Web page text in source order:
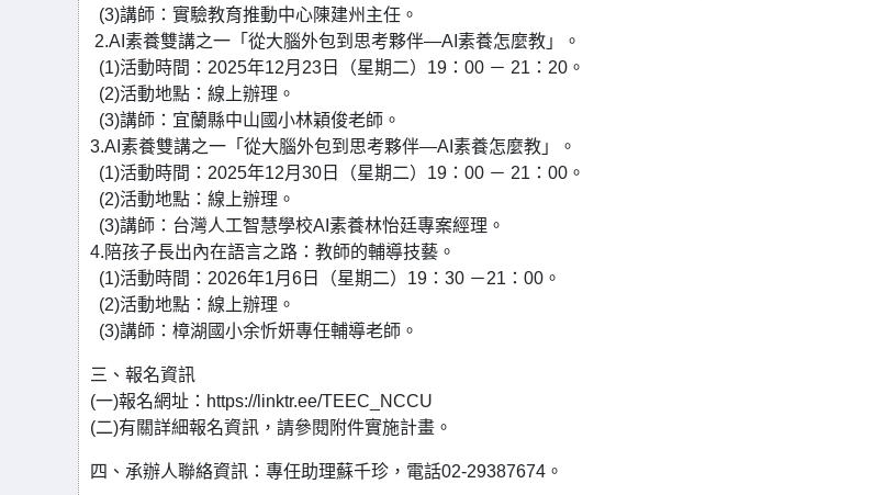
(3)講師：實驗教育推動中心陳建州主任。
2.AI素養雙講之一「從大腦外包到思考夥伴—AI素養怎麼教」。
(1)活動時間：2025年12月23日（星期二）19：00 － 21：20。
(2)活動地點：線上辦理。
(3)講師：宜蘭縣中山國小林穎俊老師。
3.AI素養雙講之一「從大腦外包到思考夥伴—AI素養怎麼教」。
(1)活動時間：2025年12月30日（星期二）19：00 － 21：00。
(2)活動地點：線上辦理。
(3)講師：台灣人工智慧學校AI素養林怡廷專案經理。
4.陪孩子長出內在語言之路：教師的輔導技藝。
(1)活動時間：2026年1月6日（星期二）19：30 －21：00。
(2)活動地點：線上辦理。
(3)講師：樟湖國小余忻妍專任輔導老師。
三、報名資訊
(一)報名網址：https://linktr.ee/TEEC_NCCU
(二)有關詳細報名資訊，請參閱附件實施計畫。
四、承辦人聯絡資訊：專任助理蘇千珍，電話02-29387674。